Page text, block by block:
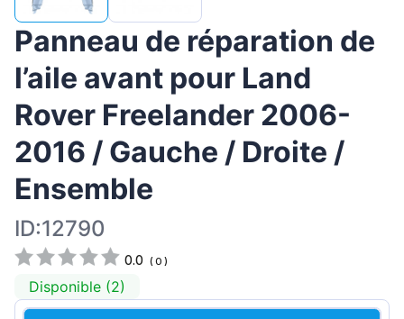
Panneau de réparation de
l’aile avant pour Land
Rover Freelander 2006-
2016 / Gauche / Droite /
Ensemble
ID:12790
0.0 (0 )
Disponible (2)